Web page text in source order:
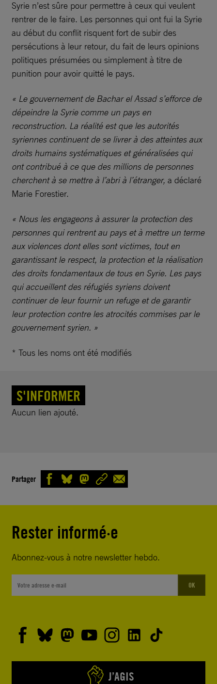
Syrie n’est sûre pour permettre à ceux qui veulent
rentrer de le faire. Les personnes qui ont fui la Syrie
au début du conflit risquent fort de subir des
persécutions à leur retour, du fait de leurs opinions
politiques présumées ou simplement à titre de
punition pour avoir quitté le pays.
« Le gouvernement de Bachar el Assad s’efforce de
dépeindre la Syrie comme un pays en
reconstruction. La réalité est que les autorités
syriennes continuent de se livrer à des atteintes aux
droits humains systématiques et généralisées qui
ont contribué à ce que des millions de personnes
cherchent à se mettre à l’abri à l’étranger, a déclaré
Marie Forestier.
« Nous les engageons à assurer la protection des
personnes qui rentrent au pays et à mettre un terme
aux violences dont elles sont victimes, tout en
garantissant le respect, la protection et la réalisation
des droits fondamentaux de tous en Syrie. Les pays
qui accueillent des réfugiés syriens doivent
continuer de leur fournir un refuge et de garantir
leur protection contre les atrocités commises par le
gouvernement syrien. »
* Tous les noms ont été modifiés
S'INFORMER
Aucun lien ajouté.
Partager
Rester informé·e
Abonnez-vous à notre newsletter hebdo.
OK
J’AGIS